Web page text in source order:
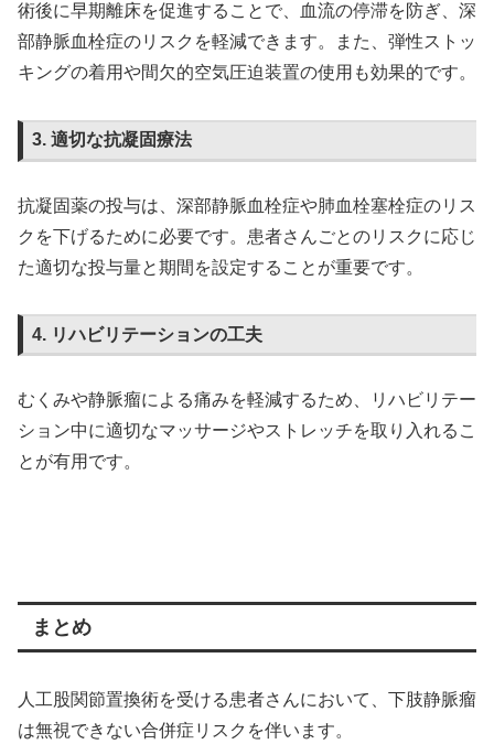
術後に早期離床を促進することで、血流の停滞を防ぎ、深
部静脈血栓症のリスクを軽減できます。また、弾性ストッ
キングの着用や間欠的空気圧迫装置の使用も効果的です。
3. 適切な抗凝固療法
抗凝固薬の投与は、深部静脈血栓症や肺血栓塞栓症のリス
クを下げるために必要です。患者さんごとのリスクに応じ
た適切な投与量と期間を設定することが重要です。
4. リハビリテーションの工夫
むくみや静脈瘤による痛みを軽減するため、リハビリテー
ション中に適切なマッサージやストレッチを取り入れるこ
とが有用です。
まとめ
人工股関節置換術を受ける患者さんにおいて、下肢静脈瘤
は無視できない合併症リスクを伴います。